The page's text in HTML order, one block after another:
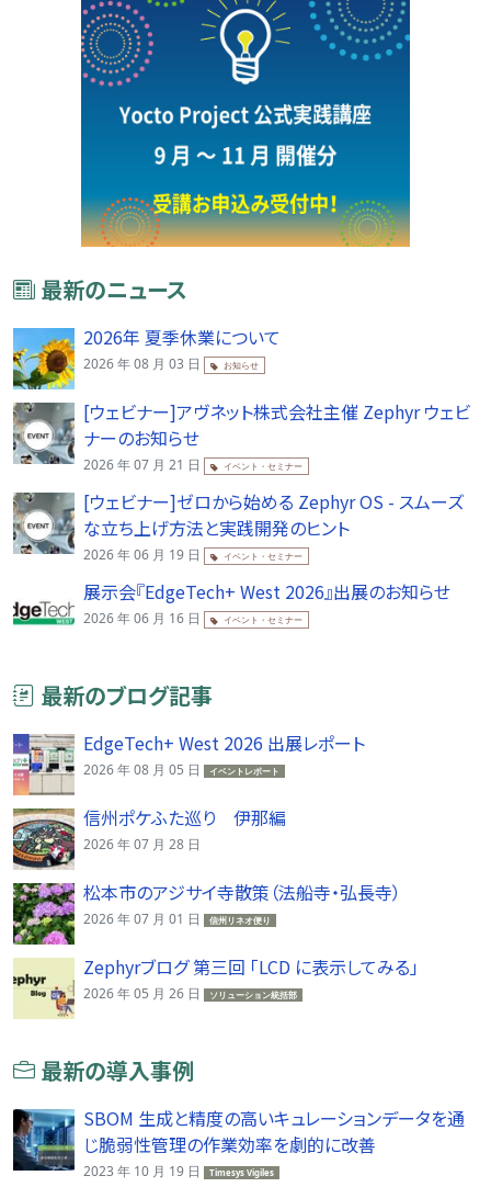
最新のニュース
2026年 夏季休業について
2026 年 08 月 03 日 お知らせ
[ウェビナー]アヴネット株式会社主催 Zephyr ウェビ
ナーのお知らせ
2026 年 07 月 21 日 イベント・セミナー
[ウェビナー]ゼロから始める Zephyr OS - スムーズ
な立ち上げ方法と実践開発のヒント
2026 年 06 月 19 日 イベント・セミナー
展示会『EdgeTech+ West 2026』出展のお知らせ
2026 年 06 月 16 日 イベント・セミナー
最新のブログ記事
EdgeTech+ West 2026 出展レポート
2026 年 08 月 05 日 イベントレポート
信州ポケふた巡り 伊那編
2026 年 07 月 28 日
松本市のアジサイ寺散策（法船寺・弘長寺）
2026 年 07 月 01 日 信州リネオ便り
Zephyrブログ 第三回 「LCD に表示してみる」
2026 年 05 月 26 日 ソリューション統括部
最新の導入事例
SBOM 生成と精度の高いキュレーションデータを通
じ脆弱性管理の作業効率を劇的に改善
2023 年 10 月 19 日 Timesys Vigiles